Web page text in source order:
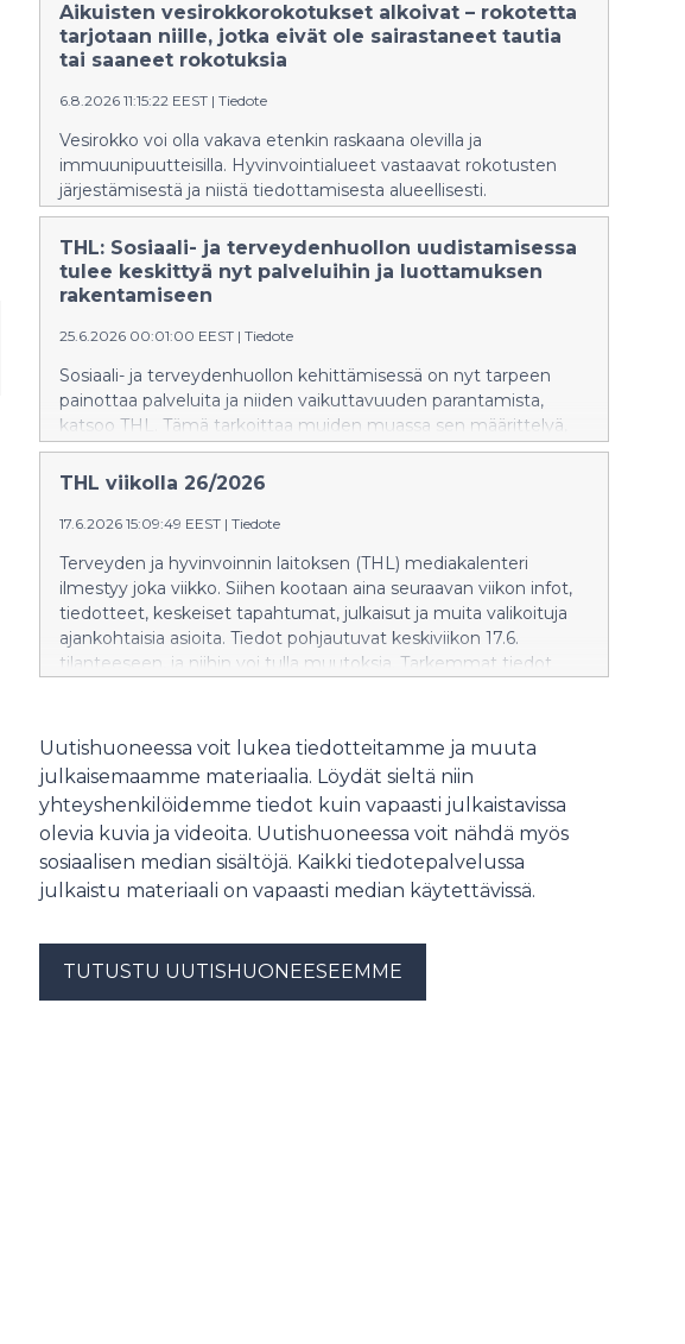
lisätietoa vuoteen 2027 asti. Lisätiedot
Aikuisten vesirokkorokotukset alkoivat – rokotetta
tarjotaan niille, jotka eivät ole sairastaneet tautia
tai saaneet rokotuksia
6.8.2026 11:15:22 EEST | Tiedote
Vesirokko voi olla vakava etenkin raskaana olevilla ja
immuunipuutteisilla. Hyvinvointialueet vastaavat rokotusten
järjestämisestä ja niistä tiedottamisesta alueellisesti.
THL: Sosiaali- ja terveydenhuollon uudistamisessa
tulee keskittyä nyt palveluihin ja luottamuksen
rakentamiseen
25.6.2026 00:01:00 EEST | Tiedote
Sosiaali- ja terveydenhuollon kehittämisessä on nyt tarpeen
painottaa palveluita ja niiden vaikuttavuuden parantamista,
katsoo THL. Tämä tarkoittaa muiden muassa sen määrittelyä,
minkä laajuisia palveluita julkinen sosiaali- ja terveydenhuolto
ylipäänsä tarjoaa. Tähän asti sote-järjestelmän kehittämisessä ja
näkökulmat.
THL viikolla 26/2026
17.6.2026 15:09:49 EEST | Tiedote
Terveyden ja hyvinvoinnin laitoksen (THL) mediakalenteri
ilmestyy joka viikko. Siihen kootaan aina seuraavan viikon infot,
tiedotteet, keskeiset tapahtumat, julkaisut ja muita valikoituja
ajankohtaisia asioita. Tiedot pohjautuvat keskiviikon 17.6.
tilanteeseen, ja niihin voi tulla muutoksia. Tarkemmat tiedot
mediaa arkisin klo 9–16, puh. 029 524 6161, sähköposti:
info(at)thl.fi Tiedotteet to 25.6. Väestön luottamus sosiaali- ja
terveydenhuoltoon on laskenut. Vaikka palveluiden laatu ja
asiakaskokemus eivät ole heikentyneet, luottamuksen lasku on
vakava signaali sote-järjestelmän oikeutuksen heikkenemisestä.
Julkaisemme kymmenen keinoa sote-järjestelmän
kestävyyden vahvistamiseksi ja ihmisten luottamuksen
puh. 029 524 7120 Uutiset ke 1.7. Lemmikkikoira
Uutishuoneessa voit lukea tiedotteitamme ja muuta
julkaisemaamme materiaalia. Löydät sieltä niin
yhteyshenkilöidemme tiedot kuin vapaasti julkaistavissa
olevia kuvia ja videoita. Uutishuoneessa voit nähdä myös
sosiaalisen median sisältöjä. Kaikki tiedotepalvelussa
julkaistu materiaali on vapaasti median käytettävissä.
TUTUSTU UUTISHUONEESEEMME